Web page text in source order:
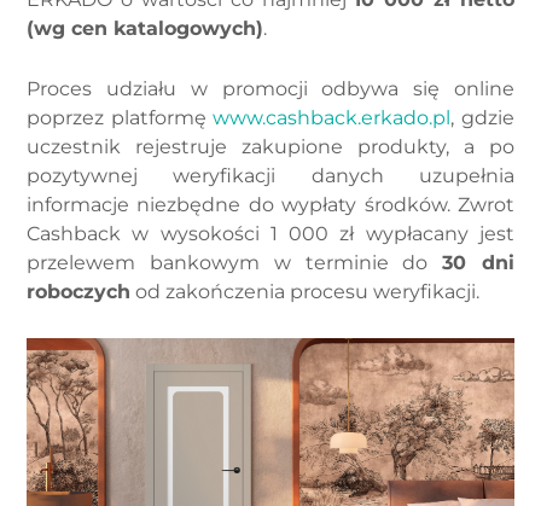
(wg cen katalogowych).
Proces udziału w promocji odbywa się online
poprzez platformęwww.cashback.erkado.pl, gdzie
uczestnik rejestruje zakupione produkty, a po
pozytywnej weryfikacji danych uzupełnia
informacje niezbędne do wypłaty środków. Zwrot
Cashback w wysokości 1 000 zł wypłacany jest
przelewem bankowym w terminie do30 dni
roboczych od zakończenia procesu weryfikacji.